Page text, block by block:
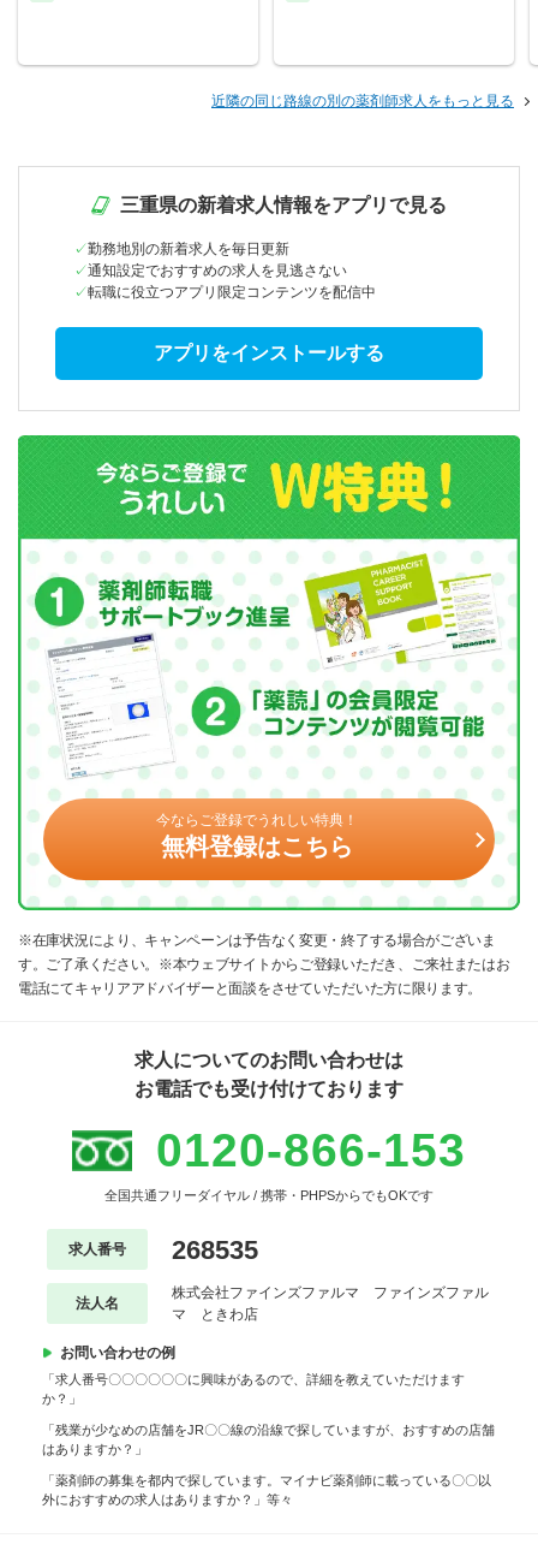
近隣の同じ路線の別の薬剤師求人をもっと見る
三重県の新着求人情報をアプリで見る
勤務地別の新着求人を毎日更新
通知設定でおすすめの求人を見逃さない
転職に役立つアプリ限定コンテンツを配信中
アプリをインストールする
今ならご登録でうれしい特典！
無料登録はこちら
※在庫状況により、キャンペーンは予告なく変更・終了する場合がございま
す。ご了承ください。※本ウェブサイトからご登録いただき、ご来社またはお
電話にてキャリアアドバイザーと面談をさせていただいた方に限ります。
求人についてのお問い合わせは
お電話でも受け付けております
0120-866-153
全国共通フリーダイヤル / 携帯・PHPSからでもOKです
求人番号 268535
法人名
株式会社ファインズファルマ ファインズファル
マ ときわ店
お問い合わせの例
「求人番号〇〇〇〇〇〇に興味があるので、詳細を教えていただけます
か？」
「残業が少なめの店舗をJR〇〇線の沿線で探していますが、おすすめの店舗
はありますか？」
「薬剤師の募集を都内で探しています。マイナビ薬剤師に載っている〇〇以
外におすすめの求人はありますか？」等々